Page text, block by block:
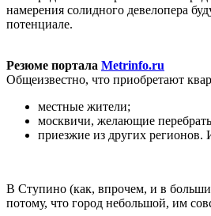
намерения солидного девелопера
потенциале.
Резюме портала Metrinfo.ru
Общеизвестно, что приобретают
местные жители;
москвичи, желающие
приезжие из других
В Ступино (как, впрочем, и в
потому, что город небольшой, им